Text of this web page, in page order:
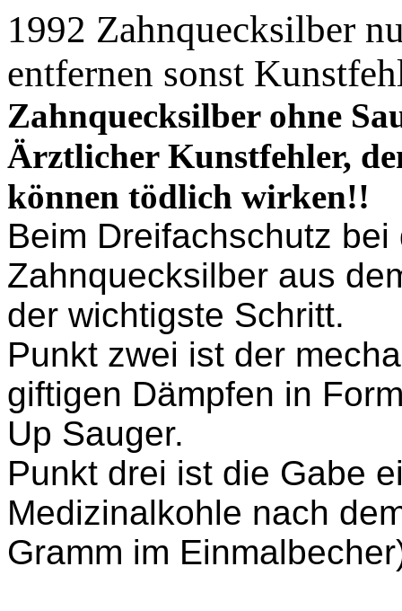
1992 Zahnquecksilber
entfernen sonst
Zahnquecksilber ohne
Ärztlicher Kunstfehler,
können tödlich wirken!!
Beim Dreifachschutz
Zahnquecksilber aus
der wichtigste Schritt.
Punkt zwei ist der
giftigen Dämpfen in
Up Sauger.
Punkt drei ist die Gabe
Medizinalkohle nach
Gramm im